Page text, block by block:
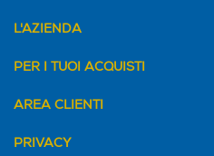
L'AZIENDA
PER I TUOI ACQUISTI
AREA CLIENTI
PRIVACY